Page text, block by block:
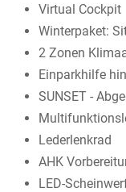
Virtual Cockpit
Winterpaket:
2 Zonen
Einparkhilfe
SUNSET -
Lederlenkrad
AHK
LED-